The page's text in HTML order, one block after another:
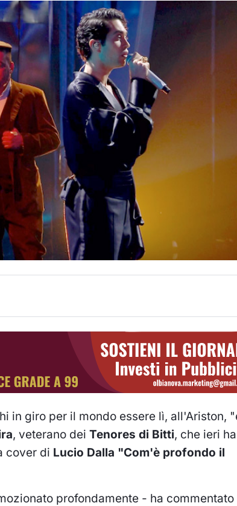
in giro per il mondo essere lì, all'Ariston,
, veterano dei Tenores di Bitti, che ieri
cover di Lucio Dalla "Com'è profondo il
profondamente - ha commentato